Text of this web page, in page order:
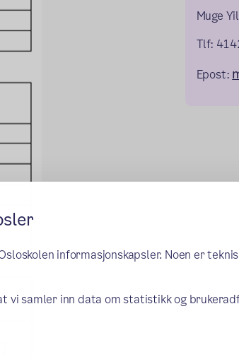
informasjonskapsler. Noen er
vi samler inn data om statistikk og
Muge
Tlf:
Epost: